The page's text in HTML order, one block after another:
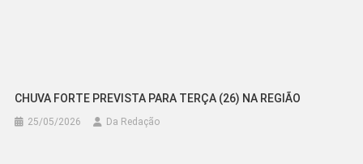
CHUVA FORTE PREVISTA PARA TERÇA (26) NA REGIÃO
25/05/2026 Da Redação